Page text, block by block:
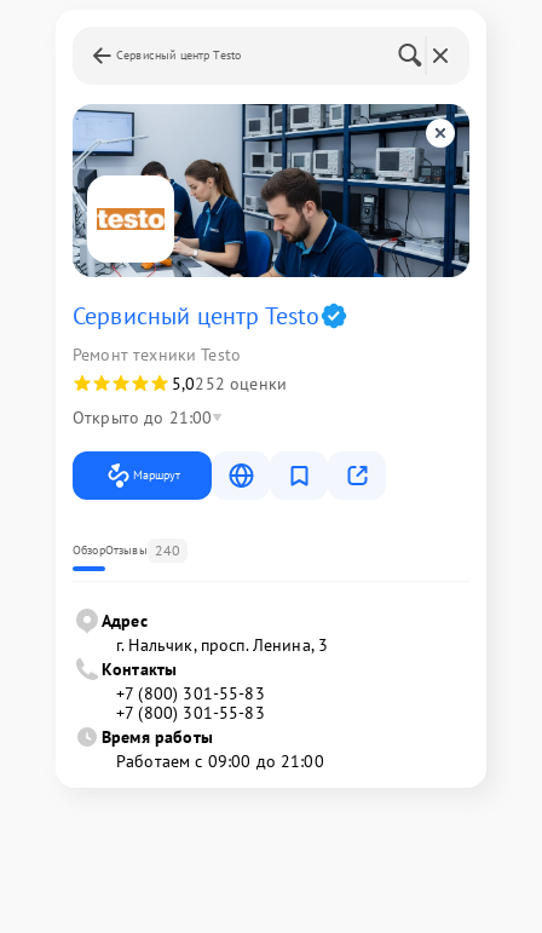
Сервисный центр Testo
Сервисный центр Testo
Ремонт техники Testo
5,0252 оценки
Открыто до 21:00
Маршрут
ОбзорОтзывы 240
Адрес
г. Нальчик, просп. Ленина, 3
Контакты
+7 (800) 301-55-83
+7 (800) 301-55-83
Время работы
Работаем с 09:00 до 21:00